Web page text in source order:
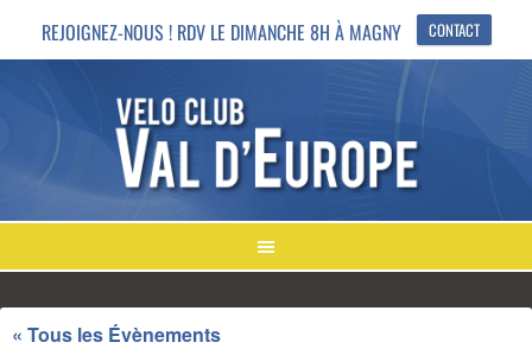
REJOIGNEZ-NOUS ! RDV LE DIMANCHE 8H À MAGNY CONTACT
« Tous les Évènements